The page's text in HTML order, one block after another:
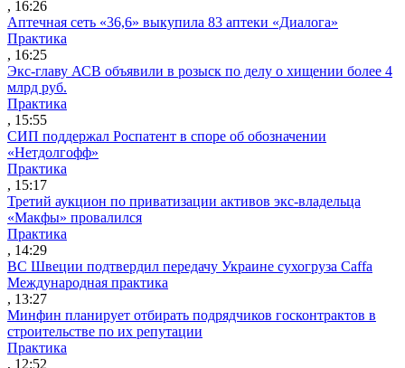
, 16:26
Аптечная сеть «36,6» выкупила 83 аптеки «Диалога»
Практика
, 16:25
Экс-главу АСВ объявили в розыск по делу о хищении более 4
млрд руб.
Практика
, 15:55
СИП поддержал Роспатент в споре об обозначении
«Нетдолгофф»
Практика
, 15:17
Третий аукцион по приватизации активов экс-владельца
«Макфы» провалился
Практика
, 14:29
ВС Швеции подтвердил передачу Украине сухогруза Caffa
Международная практика
, 13:27
Минфин планирует отбирать подрядчиков госконтрактов в
строительстве по их репутации
Практика
, 12:52